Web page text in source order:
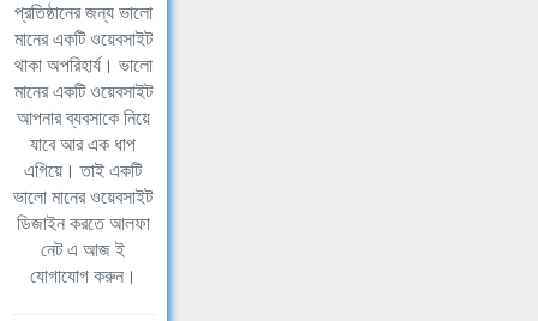
প্রতিষ্ঠানের জন্য ভালো
মানের একটি ওয়েবসাইট
থাকা অপরিহার্য। ভালো
মানের একটি ওয়েবসাইট
আপনার ব্যবসাকে নিয়ে
যাবে আর এক ধাপ
এগিয়ে। তাই একটি
ভালো মানের ওয়েবসাইট
ডিজাইন করতে আলফা
নেট এ আজ ই
যোগাযোগ করুন।